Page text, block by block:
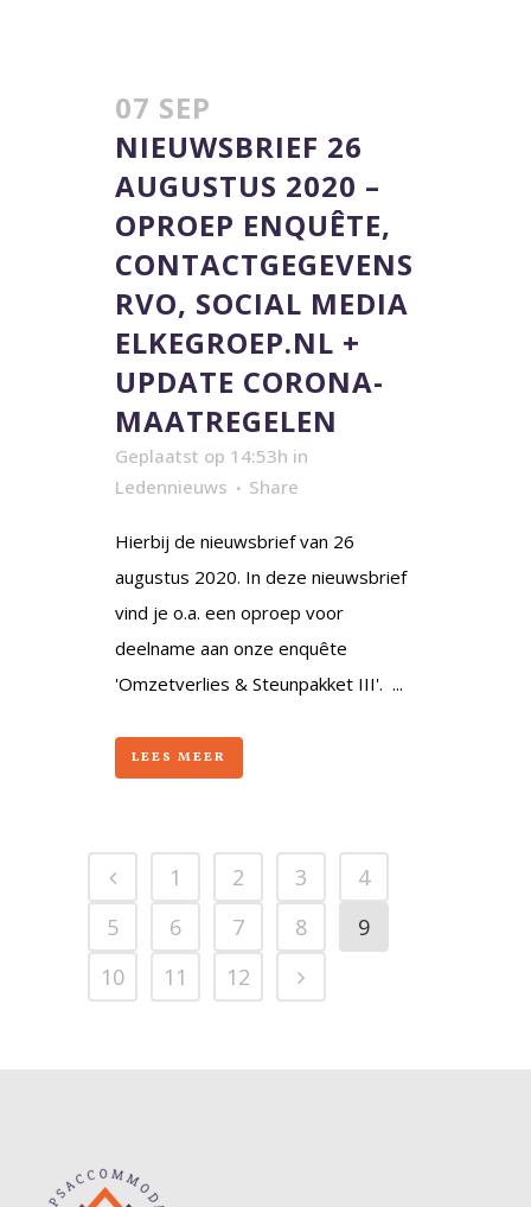
07 SEP
NIEUWSBRIEF 26
AUGUSTUS 2020 –
OPROEP ENQUÊTE,
CONTACTGEGEVENS
RVO, SOCIAL MEDIA
ELKEGROEP.NL +
UPDATE CORONA-
MAATREGELEN
Geplaatst op 14:53h in
Ledennieuws
Share
Hierbij de nieuwsbrief van 26
augustus 2020. In deze nieuwsbrief
vind je o.a. een oproep voor
deelname aan onze enquête
'Omzetverlies & Steunpakket III'. ...
LEES MEER
1 2 3
4
5
6 7 8
9
10
11 12